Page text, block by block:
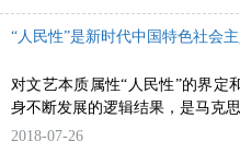
“人民性”是新时代中国特色社会
对文艺本质属性“人民性”的界定
身不断发展的逻辑结果，是马克
2018-07-26